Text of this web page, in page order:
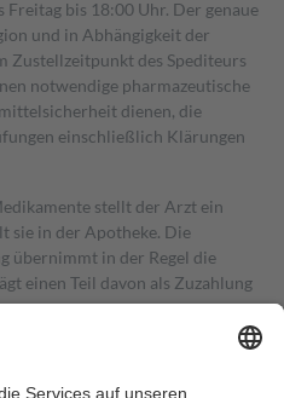
bis 18:00 Uhr. Der genaue
und in Abhängigkeit der
Zustellzeitpunkt des Spediteurs
notwendige pharmazeutische
dienen, die
einschließlich Klärungen
stellt der Arzt ein
sie in der Apotheke. Die
übernimmt in der Regel die
einen Teil davon als Zuzahlung
in Höhe von zehn
nie mehr als die tatsächlichen